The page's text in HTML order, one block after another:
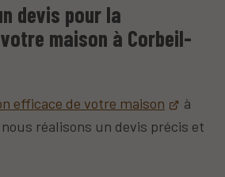
devis pour la
maison à Corbeil-
efficace de votre maison
à
réalisons un devis précis et